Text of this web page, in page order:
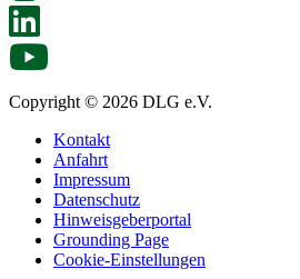
Copyright © 2026 DLG e.V.
Kontakt
Anfahrt
Impressum
Datenschutz
Hinweisgeberportal
Grounding Page
Cookie-Einstellungen